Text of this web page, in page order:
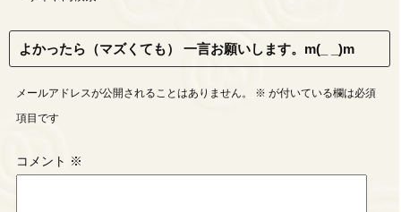
よかったら（マズくても） 一言お願いします。m(_ _)m
メールアドレスが公開されることはありません。 ※ が付いている欄は必須
項目です
コメント ※